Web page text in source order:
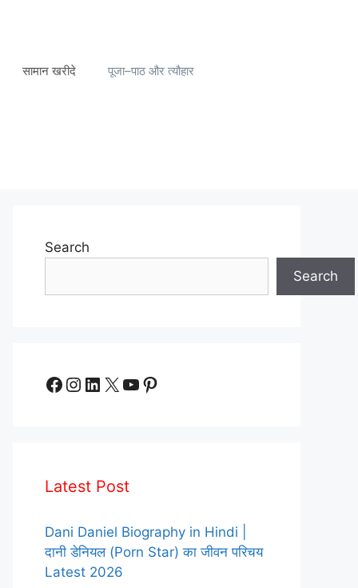
सामान खरीदे पूजा–पाठ और त्यौहार
Search
Search
Facebook
Instagram
LinkedIn
X YouTube
Pinterest
Latest Post
Dani Daniel Biography in Hindi |
दानी डेनियल (Porn Star) का जीवन परिचय
Latest 2026